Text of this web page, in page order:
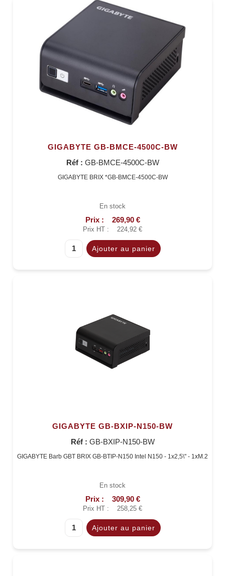
GIGABYTE GB-BMCE-4500C-BW
Réf : GB-BMCE-4500C-BW
GIGABYTE BRIX *GB-BMCE-4500C-BW
En stock
Prix : 269,90 €
Prix HT : 224,92 €
GIGABYTE GB-BXIP-N150-BW
Réf : GB-BXIP-N150-BW
GIGABYTE Barb GBT BRIX GB-BTIP-N150 Intel N150 - 1x2,5\" - 1xM.2
En stock
Prix : 309,90 €
Prix HT : 258,25 €